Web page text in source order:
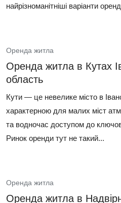
найрізноманітніші варіанти
Оренда житла
Оренда житла в Кутах
область
Кути — це невелике місто в
характерною для малих міст
та водночас доступом до
Ринок оренди тут не такий...
Оренда житла
Оренда житла в